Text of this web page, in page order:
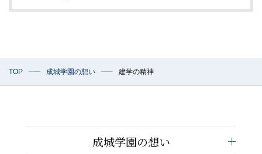
TOP 成城学園の想い 建学の精神
成城学園の想い